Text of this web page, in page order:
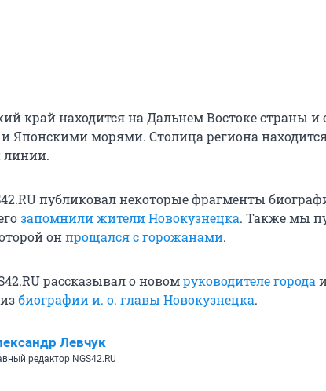
край находится на Дальнем Востоке страны и
Японскими морями. Столица региона
линии.
публиковал некоторые фрагменты
запомнили жители Новокузнецка. Также мы
онпрощался с горожанами.
рассказывал о новомруководителе города
биографии и. о. главы Новокузнецка.
Левчук
редактор NGS42.RU